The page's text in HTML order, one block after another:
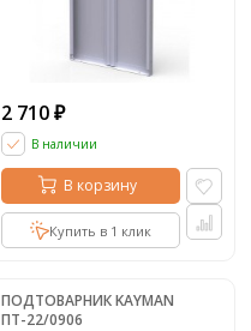
2 710 ₽
В наличии
В корзину
Купить в 1 клик
ПОДТОВАРНИК KAYMAN
ПТ-22/0906